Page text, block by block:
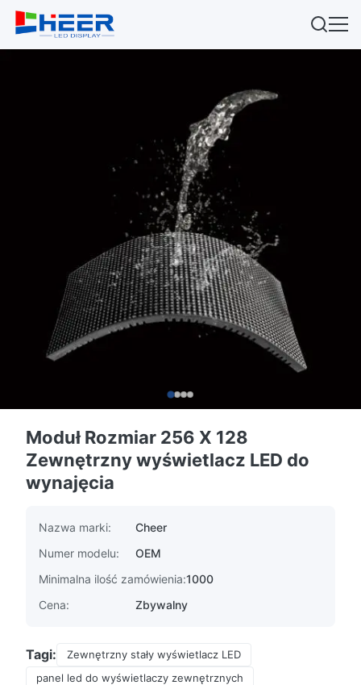
Moduł Rozmiar 256 X 128
Zewnętrzny wyświetlacz LED do
wynajęcia
Nazwa marki:
Cheer
Numer modelu:
OEM
Minimalna ilość zamówienia:1000
Cena:
Zbywalny
Tagi:
Zewnętrzny stały wyświetlacz LED
panel led do wyświetlaczy zewnętrznych